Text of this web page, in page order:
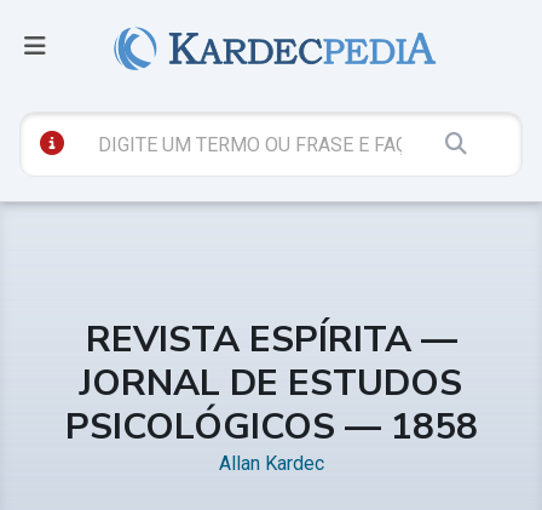
REVISTA ESPÍRITA —
JORNAL DE ESTUDOS
PSICOLÓGICOS — 1858
Allan Kardec